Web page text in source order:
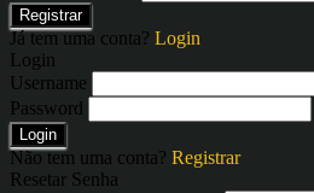
Registrar
Já tem uma conta? Login
Login
Username
Password
Login
Não tem uma conta? Registrar
Resetar Senha